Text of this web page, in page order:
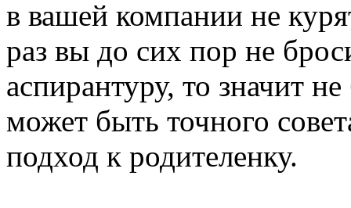
в вашей компании не
раз вы до сих пор не
аспирантуру, то значит
может быть точного
подход к родителенку.